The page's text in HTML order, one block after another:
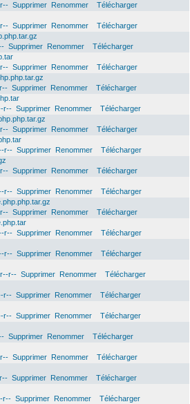
Supprimer Renommer
Télécharger
Supprimer Renommer
Télécharger
Supprimer Renommer
Télécharger
Supprimer Renommer
Télécharger
Supprimer Renommer
Télécharger
r-- Supprimer Renommer
Télécharger
Supprimer Renommer
Télécharger
r-- Supprimer Renommer
Télécharger
Supprimer Renommer
Télécharger
r-- Supprimer Renommer
Télécharger
Supprimer Renommer
Télécharger
r-- Supprimer Renommer
Télécharger
r-- Supprimer Renommer
Télécharger
r-- Supprimer Renommer
Télécharger
r-- Supprimer Renommer
Télécharger
r-- Supprimer Renommer
Télécharger
Supprimer Renommer
Télécharger
Supprimer Renommer
Télécharger
Supprimer Renommer
Télécharger
r-- Supprimer Renommer Télécharger